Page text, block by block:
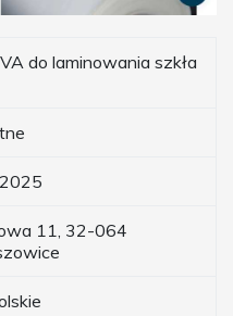
do laminowania szkła
11, 32-064